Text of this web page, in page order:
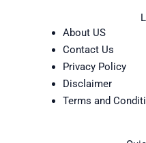
About US
Contact Us
Privacy Policy
Disclaimer
Terms and